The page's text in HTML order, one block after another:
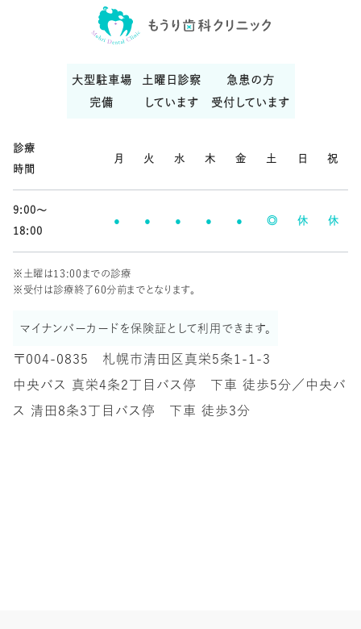
大型駐車場
完備
土曜日診察
しています
急患の方
受付しています
診療
時間
月 火 水 木 金 土 日 祝
9:00〜
18:00
※土曜は13:00までの診療
※受付は診療終了60分前までとなります。
マイナンバーカードを保険証として利用できます。
〒004-0835 札幌市清田区真栄5条1-1-3
中央バス 真栄4条2丁目バス停 下車 徒歩5分／中央バ
ス 清田8条3丁目バス停 下車 徒歩3分